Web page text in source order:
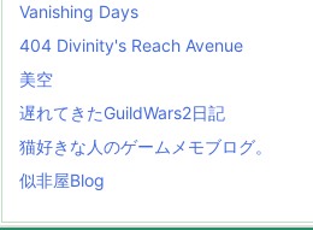
Vanishing Days
404 Divinity's Reach Avenue
美空
遅れてきたGuildWars2日記
猫好きな人のゲームメモブログ。
似非屋Blog